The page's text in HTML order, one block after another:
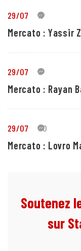
29/07 5
Mercato : Yassir
29/07 1
Mercato : Rayan
29/07 10
Mercato : Lovro
Soutenez
sur